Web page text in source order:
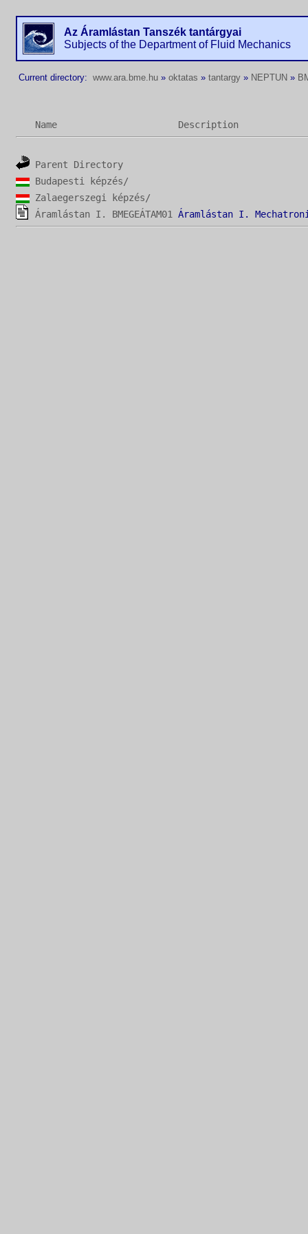
Az Áramlástan Tanszék tantárgyai
Subjects of the Department of Fluid Mechanics
Current directory: www.ara.bme.hu » oktatas » tantargy » NEPTUN »
Name Description
Parent Directory
Budapesti képzés/
Zalaegerszegi képzés/
Áramlástan I. BMEGEÁTAM01